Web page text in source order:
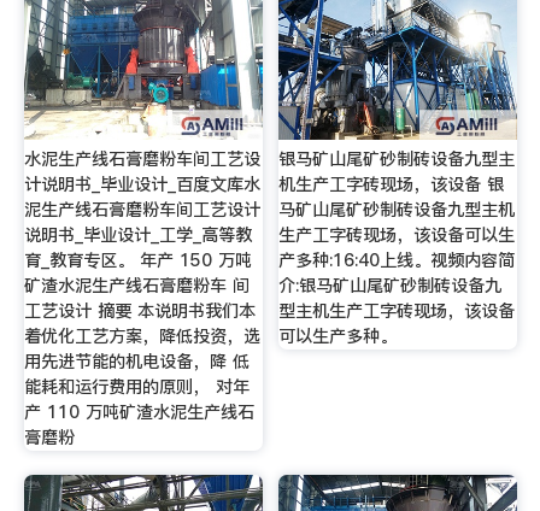
水泥生产线石膏磨粉车间工艺设
计说明书_毕业设计_百度文库水
泥生产线石膏磨粉车间工艺设计
说明书_毕业设计_工学_高等教
育_教育专区。 年产 150 万吨
矿渣水泥生产线石膏磨粉车 间
工艺设计 摘要 本说明书我们本
着优化工艺方案，降低投资，选
用先进节能的机电设备，降 低
能耗和运行费用的原则， 对年
产 110 万吨矿渣水泥生产线石
膏磨粉
银马矿山尾矿砂制砖设备九型主
机生产工字砖现场，该设备 银
马矿山尾矿砂制砖设备九型主机
生产工字砖现场，该设备可以生
产多种:16:40上线。视频内容简
介:银马矿山尾矿砂制砖设备九
型主机生产工字砖现场，该设备
可以生产多种。